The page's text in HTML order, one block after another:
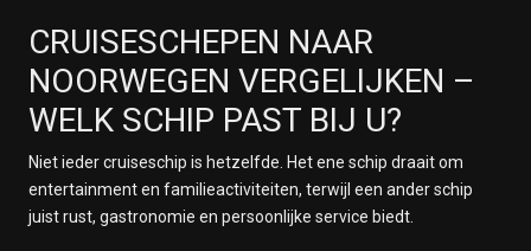
CRUISESCHEPEN NAAR
NOORWEGEN VERGELIJKEN –
WELK SCHIP PAST BIJ U?
Niet ieder cruiseschip is hetzelfde. Het ene schip draait om
entertainment en familieactiviteiten, terwijl een ander schip
juist rust, gastronomie en persoonlijke service biedt.